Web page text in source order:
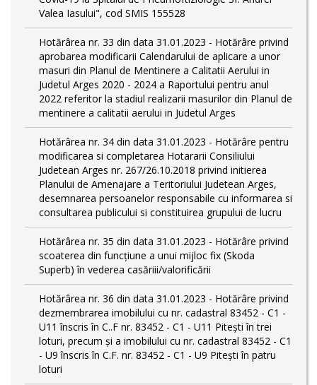
Valea Iasului", cod SMIS 155528
Hotărârea nr. 33 din data 31.01.2023 - Hotărâre privind
aprobarea modificarii Calendarului de aplicare a unor
masuri din Planul de Mentinere a Calitatii Aerului in
Judetul Arges 2020 - 2024 a Raportului pentru anul
2022 referitor la stadiul realizarii masurilor din Planul de
mentinere a calitatii aerului in Judetul Arges
Hotărârea nr. 34 din data 31.01.2023 - Hotărâre pentru
modificarea si completarea Hotararii Consiliului
Judetean Arges nr. 267/26.10.2018 privind initierea
Planului de Amenajare a Teritoriului Judetean Arges,
desemnarea persoanelor responsabile cu informarea si
consultarea publicului si constituirea grupului de lucru
Hotărârea nr. 35 din data 31.01.2023 - Hotărâre privind
scoaterea din funcţiune a unui mijloc fix (Skoda
Superb) în vederea casăriii/valorificării
Hotărârea nr. 36 din data 31.01.2023 - Hotărâre privind
dezmembrarea imobilului cu nr. cadastral 83452 - C1 -
U11 înscris în C..F nr. 83452 - C1 - U11 Piteşti în trei
loturi, precum şi a imobilului cu nr. cadastral 83452 - C1
- U9 înscris în C.F. nr. 83452 - C1 - U9 Piteşti în patru
loturi